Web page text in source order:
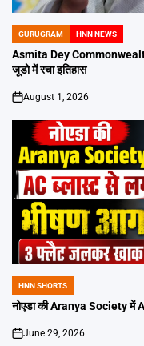
POSTED
IN
GURUGRAM HNN NEWS
Asmita Dey Commonwealth
जूडो में रचा इतिहास
on
August 1, 2026
POSTED
IN
HNN SHORTS
नोएडा की Aranya Society में
on
June 29, 2026